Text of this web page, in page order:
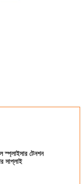
স্প্লাইসার টেনশন
সাপ্লাই